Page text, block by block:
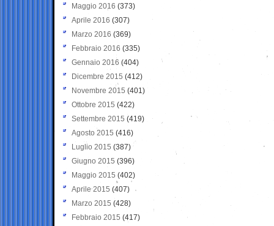
Maggio 2016 (373)
Aprile 2016 (307)
Marzo 2016 (369)
Febbraio 2016 (335)
Gennaio 2016 (404)
Dicembre 2015 (412)
Novembre 2015 (401)
Ottobre 2015 (422)
Settembre 2015 (419)
Agosto 2015 (416)
Luglio 2015 (387)
Giugno 2015 (396)
Maggio 2015 (402)
Aprile 2015 (407)
Marzo 2015 (428)
Febbraio 2015 (417)